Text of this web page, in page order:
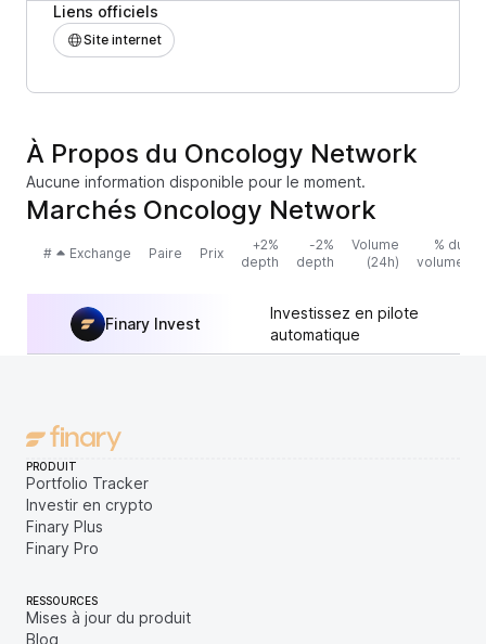
Liens officiels
Site internet
À Propos du Oncology Network
Aucune information disponible pour le moment.
Marchés Oncology Network
# Exchange Paire Prix
+2%
depth
-2%
depth
Volume
(24h)
% du
volume
Finary Invest
Investissez en pilote
automatique
PRODUIT
Portfolio Tracker
Investir en crypto
Finary Plus
Finary Pro
RESSOURCES
Mises à jour du produit
Blog